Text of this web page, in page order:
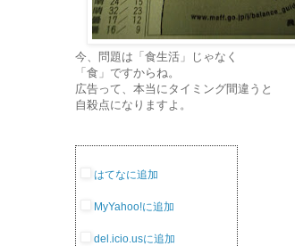
今、問題は「食生活」じゃなく
「食」ですからね。
広告って、本当にタイミング間違うと
自殺点になりますよ。
はてなに追加
MyYahoo!に追加
del.icio.usに追加